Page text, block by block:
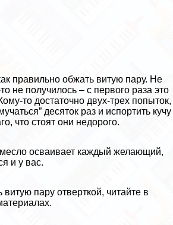
правильно обжать витую пару. Не
не получилось – с первого раза это
то достаточно двух-трех попыток,
десяток раз и испортить кучу
что стоят они недорого.
осваивает каждый желающий,
и у вас.
пару отверткой, читайте в